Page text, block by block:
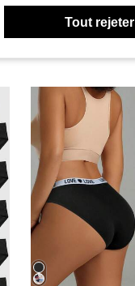
Tout rejeter